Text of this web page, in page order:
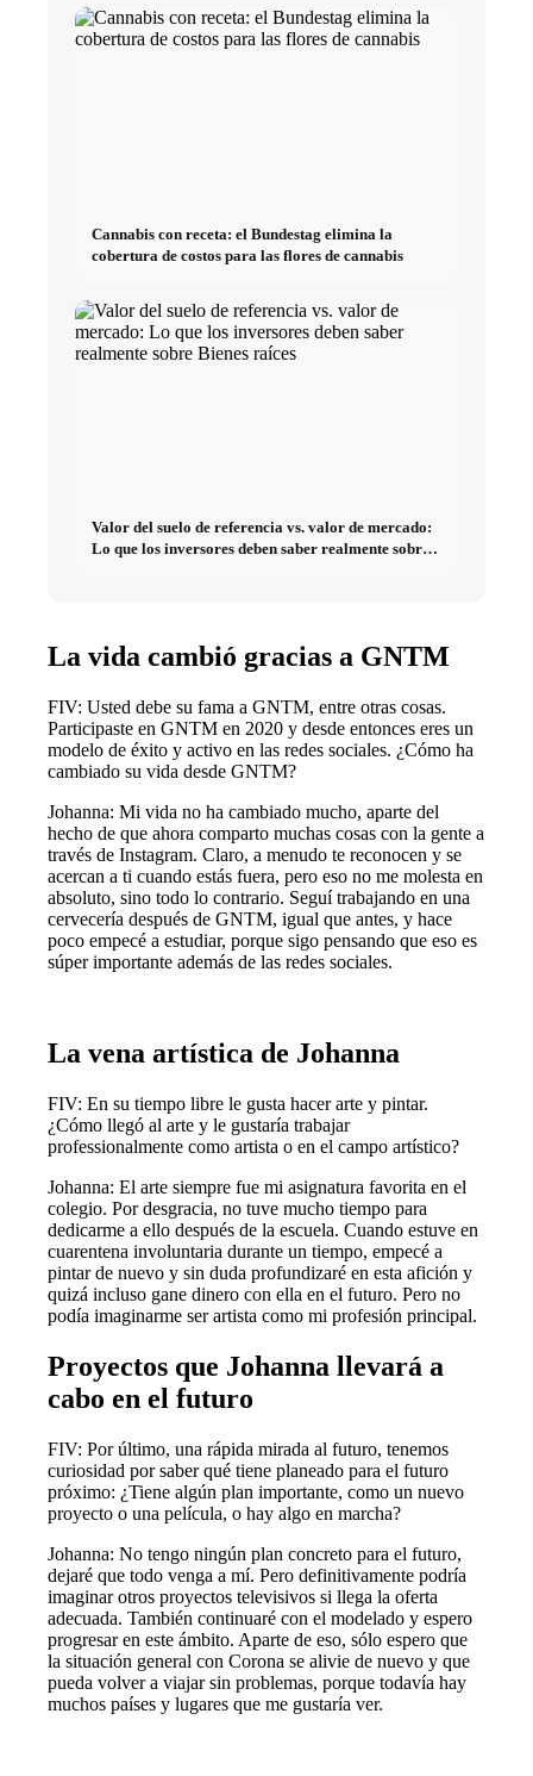
Cannabis con receta: el Bundestag elimina la
cobertura de costos para las flores de cannabis
Valor del suelo de referencia vs. valor de mercado:
Lo que los inversores deben saber realmente sobre
La vida cambió gracias a GNTM
FIV: Usted debe su fama a GNTM, entre otras cosas.
Participaste en GNTM en 2020 y desde entonces eres un
modelo de éxito y activo en las redes sociales. ¿Cómo ha
cambiado su vida desde GNTM?
Johanna: Mi vida no ha cambiado mucho, aparte del
hecho de que ahora comparto muchas cosas con la gente a
través de Instagram. Claro, a menudo te reconocen y se
acercan a ti cuando estás fuera, pero eso no me molesta en
absoluto, sino todo lo contrario. Seguí trabajando en una
cervecería después de GNTM, igual que antes, y hace
poco empecé a estudiar, porque sigo pensando que eso es
súper importante además de las redes sociales.
La vena artística de Johanna
FIV: En su tiempo libre le gusta hacer arte y pintar.
¿Cómo llegó al arte y le gustaría trabajar
professionalmente como artista o en el campo artístico?
Johanna: El arte siempre fue mi asignatura favorita en el
colegio. Por desgracia, no tuve mucho tiempo para
dedicarme a ello después de la escuela. Cuando estuve en
cuarentena involuntaria durante un tiempo, empecé a
pintar de nuevo y sin duda profundizaré en esta afición y
quizá incluso gane dinero con ella en el futuro. Pero no
podía imaginarme ser artista como mi profesión principal.
Proyectos que Johanna llevará a
cabo en el futuro
FIV: Por último, una rápida mirada al futuro, tenemos
curiosidad por saber qué tiene planeado para el futuro
próximo: ¿Tiene algún plan importante, como un nuevo
proyecto o una película, o hay algo en marcha?
Johanna: No tengo ningún plan concreto para el futuro,
dejaré que todo venga a mí. Pero definitivamente podría
imaginar otros proyectos televisivos si llega la oferta
adecuada. También continuaré con el modelado y espero
progresar en este ámbito. Aparte de eso, sólo espero que
la situación general con Corona se alivie de nuevo y que
pueda volver a viajar sin problemas, porque todavía hay
muchos países y lugares que me gustaría ver.